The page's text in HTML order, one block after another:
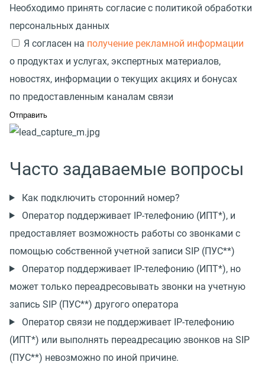
Необходимо принять согласие с политикой обработки
персональных данных
Я согласен на получение рекламной информации
о продуктах и услугах, экспертных материалов,
новостях, информации о текущих акциях и бонусах
по предоставленным каналам связи
Часто задаваемые вопросы
Как подключить сторонний номер?
Оператор поддерживает IP-телефонию (ИПТ*), и
предоставляет возможность работы со звонками с
помощью собственной учетной записи SIP (ПУС**)
Оператор поддерживает IP-телефонию (ИПТ*), но
может только переадресовывать звонки на учетную
запись SIP (ПУС**) другого оператора
Оператор связи не поддерживает IP-телефонию
(ИПТ*) или выполнять переадресацию звонков на SIP
(ПУС**) невозможно по иной причине.